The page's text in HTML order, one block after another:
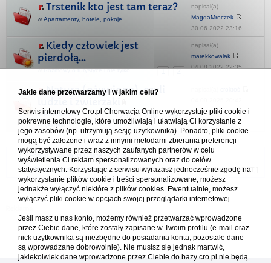
Trstenik kto jest tam teraz?
w Apartamenty, hotele, pokoje
napisał(a)
MagdaMroczek
30.06.2022 23:16
Kiedy człowiek jest
pierdołą...
1 2
wRozmowy o turystyce i nie tylko
napisał(a)
marekkowalak
04.08.2022 22:35
Natura (ożywiona), czyli
1 ... 257 258 259
wFotoCroClub
- dyskusja
Forum Chorwacja Online - Cro.pl
Usuń ciasteczka• Strefa czasowa: UTC + 1 (Polska - czas zimowy) [ DST
Jakie dane przetwarzamy i w jakim celu?
Serwis internetowy Cro.pl Chorwacja Online wykorzystuje pliki cookie i
pokrewne technologie, które umożliwiają i ułatwiają Ci korzystanie z
jego zasobów (np. utrzymują sesję użytkownika). Ponadto, pliki cookie
mogą być założone i wraz z innymi metodami zbierania preferencji
wykorzystywane przez naszych zaufanych partnerów w celu
wyświetlenia Ci reklam spersonalizowanych oraz do celów
statystycznych. Korzystając z serwisu wyrażasz jednocześnie zgodę na
wykorzystanie plików cookie i treści spersonalizowane, możesz
jednakże wyłączyć niektóre z plików cookies. Ewentualnie, możesz
wyłączyć pliki cookie w opcjach swojej przeglądarki internetowej.
Jeśli masz u nas konto, możemy również przetwarzać wprowadzone
przez Ciebie dane, które zostały zapisane w Twoim profilu (e-mail oraz
nick użytkownika są niezbędne do posiadania konta, pozostałe dane
są wprowadzane dobrowolnie). Nie musisz się jednak martwić,
jakiekolwiek dane wprowadzone przez Ciebie do bazy cro.pl nie będą